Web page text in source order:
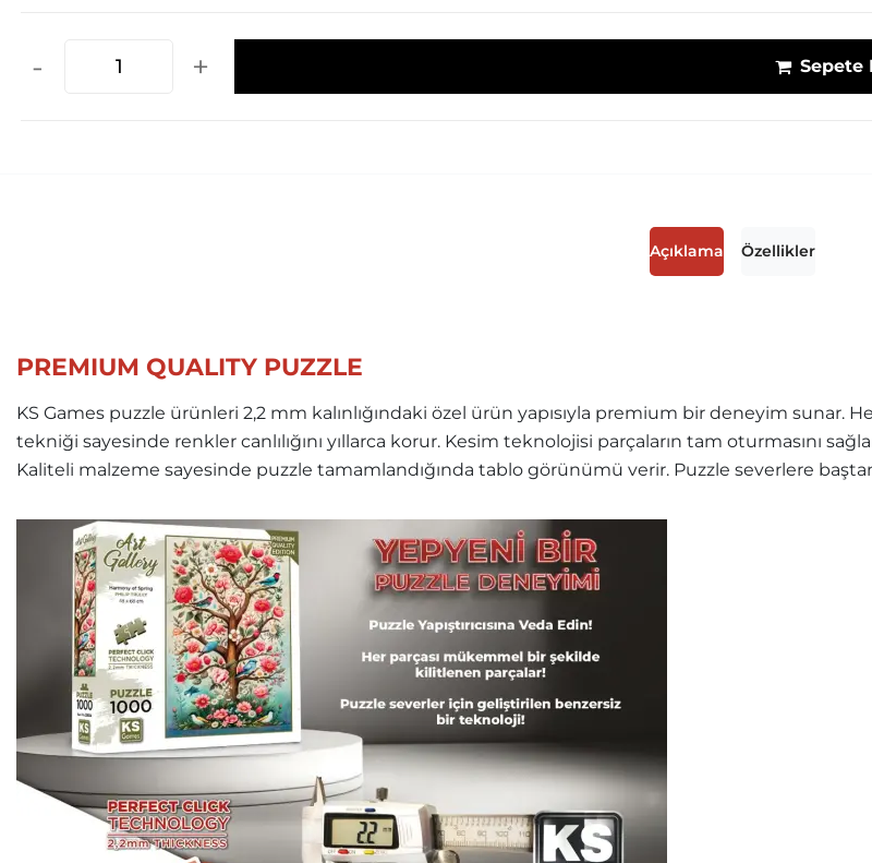
- + Sepete
Açıklama Özellikler
PREMIUM QUALITY PUZZLE
KS Games puzzle ürünleri 2,2 mm kalınlığındaki özel ürün yapısıyla premium bir deneyim sunar.
tekniği sayesinde renkler canlılığını yıllarca korur. Kesim teknolojisi parçaların tam oturmasını
Kaliteli malzeme sayesinde puzzle tamamlandığında tablo görünümü verir. Puzzle severlere